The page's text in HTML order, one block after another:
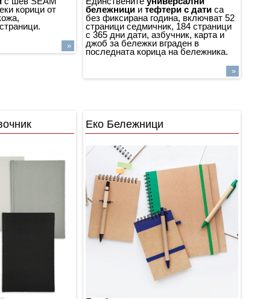
корици от
»
бележниции тефтери с датиса
без фиксирана година, включват 52
страници седмичник, 184 страници
с 365 дни дати, азбучник, карта и
джоб за бележки вграден в
последната корица на бележника.
»
Еко Бележници